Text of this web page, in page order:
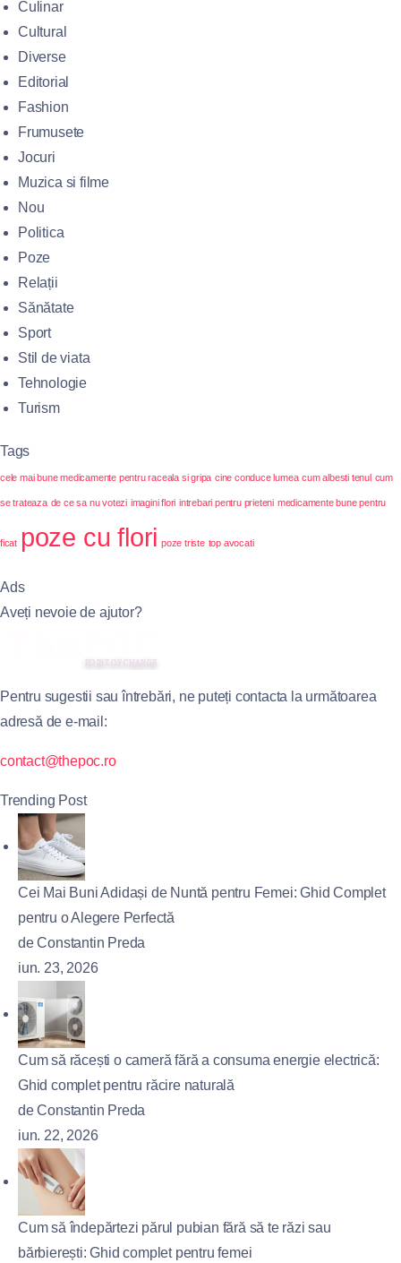
Culinar
Cultural
Diverse
Editorial
Fashion
Frumusete
Jocuri
Muzica si filme
Nou
Politica
Poze
Relații
Sănătate
Sport
Stil de viata
Tehnologie
Turism
Tags
cele mai bune medicamente pentru raceala si gripa cine conduce lumea cum albesti tenul cum
se trateaza de ce sa nu votezi imagini flori intrebari pentru prieteni medicamente bune pentru
ficat poze cu flori poze triste top avocati
Ads
Aveți nevoie de ajutor?
Pentru sugestii sau întrebări, ne puteți contacta la următoarea
adresă de e-mail:
contact@thepoc.ro
Trending Post
Cei Mai Buni Adidași de Nuntă pentru Femei: Ghid Complet
pentru o Alegere Perfectă
de Constantin Preda
iun. 23, 2026
Cum să răcești o cameră fără a consuma energie electrică:
Ghid complet pentru răcire naturală
de Constantin Preda
iun. 22, 2026
Cum să îndepărtezi părul pubian fără să te răzi sau
bărbierești: Ghid complet pentru femei